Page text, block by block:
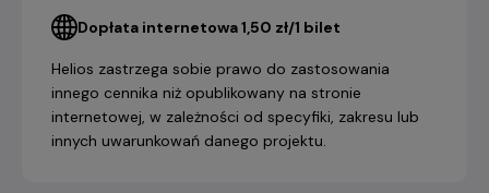
Dopłata internetowa 1,50 zł/1 bilet
Helios zastrzega sobie prawo do zastosowania
innego cennika niż opublikowany na stronie
internetowej, w zależności od specyfiki, zakresu lub
innych uwarunkowań danego projektu.